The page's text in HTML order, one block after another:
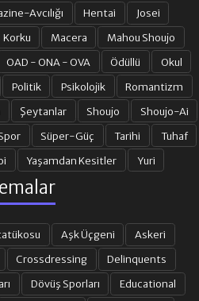
18. BÖLÜM
20. BÖLÜM
FINAL
Avcılığı Hentai
Josei
Korku Macera
Mahou Shoujo
OAD - ONA - OVA Ödüllü
Okul
Politik Psikolojik
Romantizm
Şeytanlar Shoujo
Shoujo-Ai
Süper-Güç Tarihi
Tuhaf
Yaşamdan Kesitler Yuri
Aşk Üçgeni
Askeri
Crossdressing
Delinquents
Dövüş Sporları
Educational